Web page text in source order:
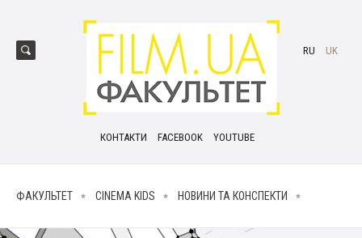
КОНТАКТИ FACEBOOK YOUTUBE
RU UK
ФАКУЛЬТЕТ CINEMA KIDS НОВИНИ ТА КОНСПЕКТИ